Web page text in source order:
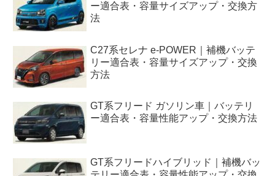
ー適合表・容量サイズアップ・交換方
法
C27系セレナ e-POWER｜補機バッテ
リー適合表・容量サイズアップ・交換
方法
GT系フリード ガソリン車｜バッテリ
ー適合表・容量性能アップ・交換方法
GT系フリードハイブリッド｜補機バッ